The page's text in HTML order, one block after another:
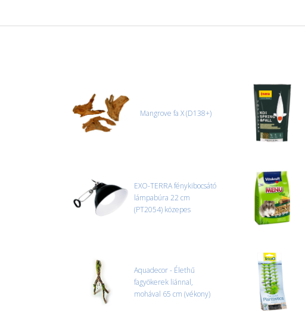
Mangrove fa X (D138+)
EXO-TERRA fénykibocsátó
lámpabúra 22 cm
(PT2054) közepes
Aquadecor - Élethű
fagyökerek liánnal,
mohával 65 cm (vékony)